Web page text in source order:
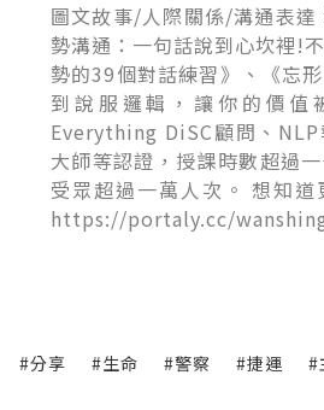
圖文故事/人際關係/溝通表達
勢溝通：一句話說到心坎裡!
勢的39個對話練習》、《忘
到說服邏輯，讓你的價值
Everything DiSC顧問、NLP
大師等認證，授課時數超過
受眾超過一萬人次。 想知道
https://portaly.cc/
#分享 #生命 #警察 #捷運 #